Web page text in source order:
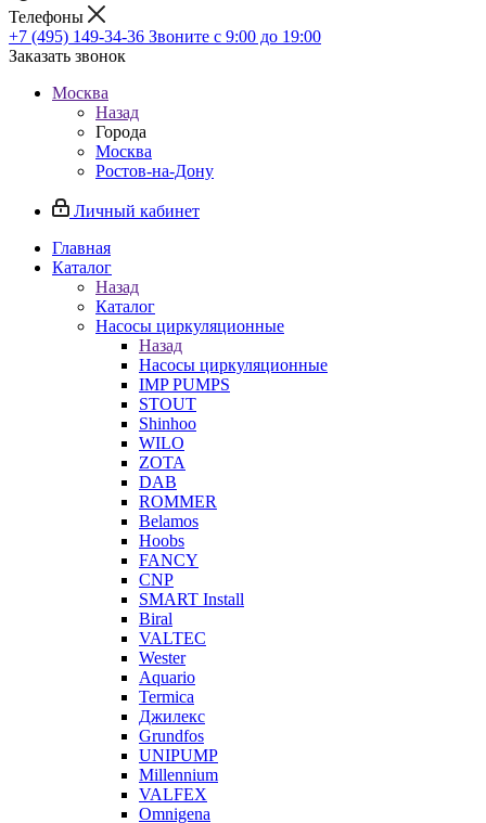
Телефоны
+7 (495) 149-34-36 Звоните с 9:00 до 19:00
Заказать звонок
Москва
Назад
Города
Москва
Ростов-на-Дону
Личный кабинет
Главная
Каталог
Назад
Каталог
Насосы циркуляционные
Назад
Насосы циркуляционные
IMP PUMPS
STOUT
Shinhoo
WILO
ZOTA
DAB
ROMMER
Belamos
Hoobs
FANCY
CNP
SMART Install
Biral
VALTEC
Wester
Aquario
Termica
Джилекс
Grundfos
UNIPUMP
Millennium
VALFEX
Omnigena